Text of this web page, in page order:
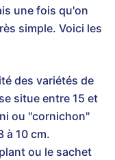
une fois qu'on
simple. Voici les
des variétés de
situe entre 15 et
ou "cornichon"
à 10 cm.
ou le sachet